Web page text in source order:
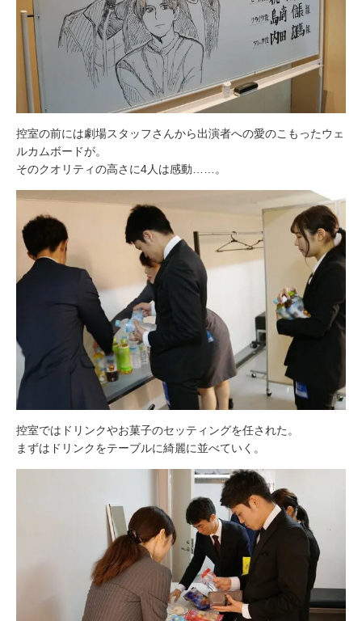
控室の前には劇場スタッフさんから出演者への愛のこもったウェ
ルカムボードが。
そのクオリティの高さに4人は感動……。
控室ではドリンクやお菓子のセッティングを任された。
まずはドリンクをテーブルに綺麗に並べていく。